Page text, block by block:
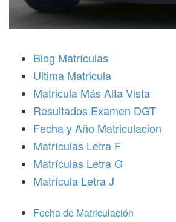
Blog Matrículas
Ultima Matricula
Matricula Más Alta Vista
Resultados Examen DGT
Fecha y Año Matriculacion
Matrículas Letra F
Matrículas Letra G
Matrícula Letra J
Fecha de Matriculación